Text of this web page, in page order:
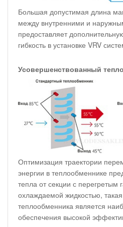
Большая допустимая длина
между внутренними и
предоставляет
гибкость в установке VRV
Усовершенствованный
Оптимизация траектории
энергии в теплообменнике
тепла от секции с перегретым
охлаждаемой жидкостью, такая
теплообменника является
обеспечения высокой